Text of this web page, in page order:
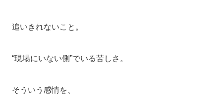
追いきれないこと。
“現場にいない側”でいる苦しさ。
そういう感情を、